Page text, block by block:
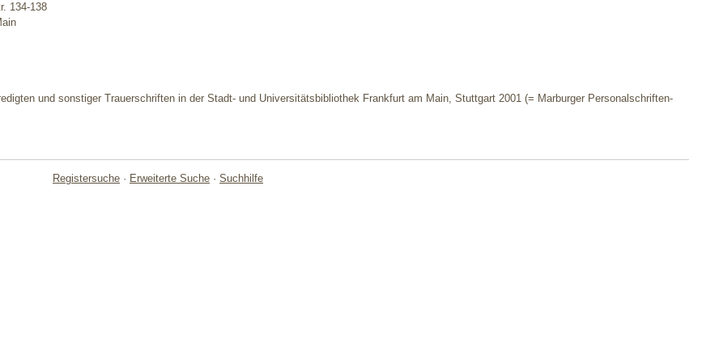
134-138
und sonstiger Trauerschriften in der Stadt- und Universitätsbibliothek Frankfurt am Main, Stuttgart 2001 (= Marburger Personalschriften-
Registersuche · Erweiterte Suche · Suchhilfe